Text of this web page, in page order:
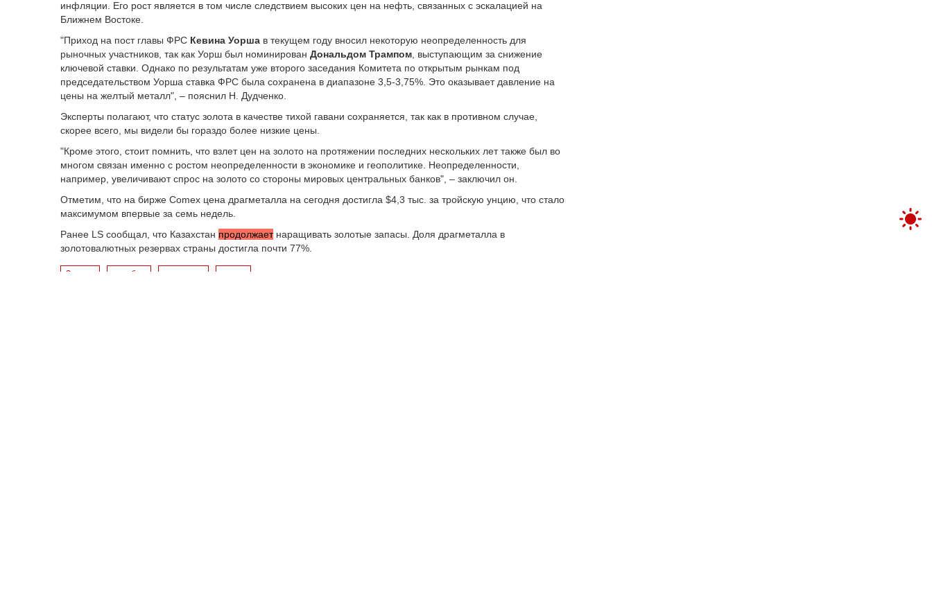
инфляции. Его рост является в том числе следствием высоких цен на нефть, связанных с эскалацией на
Ближнем Востоке.
"Приход на пост главы ФРС Кевина Уорша в текущем году вносил некоторую неопределенность для
рыночных участников, так как Уорш был номинирован Дональдом Трампом , выступающим за снижение
ключевой ставки. Однако по результатам уже второго заседания Комитета по открытым рынкам под
председательством Уорша ставка ФРС была сохранена в диапазоне 3,5-3,75%. Это оказывает давление на
цены на желтый металл", – пояснил Н. Дудченко.
Эксперты полагают, что статус золота в качестве тихой гавани сохраняется, так как в противном случае,
скорее всего, мы видели бы гораздо более низкие цены.
"Кроме этого, стоит помнить, что взлет цен на золото на протяжении последних нескольких лет также был во
многом связан именно с ростом неопределенности в экономике и геополитике. Неопределенности,
например, увеличивают спрос на золото со стороны мировых центральных банков", – заключил он.
Отметим, что на бирже Comex цена драгметалла на сегодня достигла $4,3 тыс. за тройскую унцию, что стало
максимумом впервые за семь недель.
Ранее LS сообщал, что Казахстан продолжаетнаращивать золотые запасы. Доля драгметалла в
золотовалютных резервах страны достигла почти 77%.
Золото серебро